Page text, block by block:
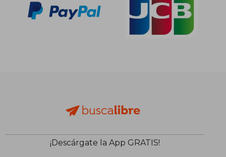
¡Descárgate la App GRATIS!